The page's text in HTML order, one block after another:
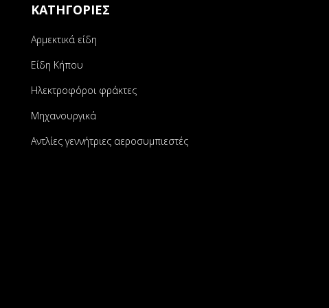
ΚΑΤΗΓΟΡΙΕΣ
Αρμεκτικά είδη
Είδη Κήπου
Ηλεκτροφόροι φράκτες
Μηχανουργικά
Αντλίες γεννήτριες αεροσυμπιεστές